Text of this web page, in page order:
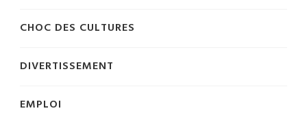
CHOC DES CULTURES
DIVERTISSEMENT
EMPLOI